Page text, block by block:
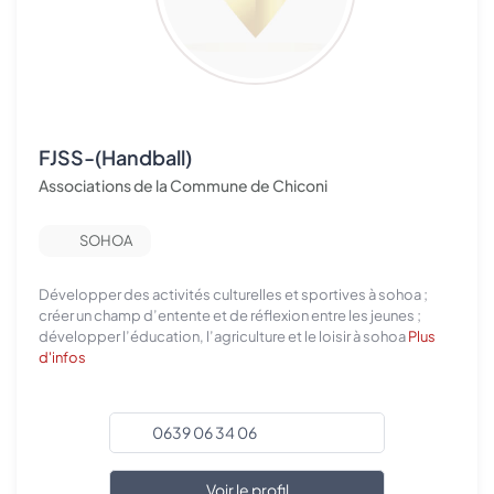
FJSS-(Handball)
Associations de la Commune de Chiconi
SOHOA
Développer des activités culturelles et sportives à sohoa ;
créer un champ d’entente et de réflexion entre les jeunes ;
développer l’éducation, l’agriculture et le loisir à sohoaPlus
d'infos
0639 06 34 06
Voir le profil